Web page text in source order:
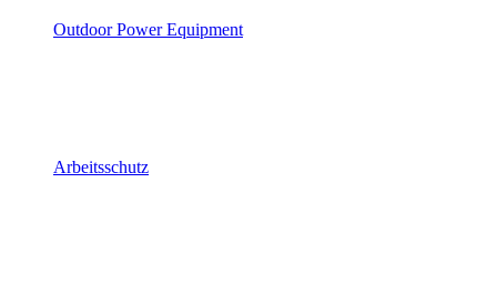
Outdoor Power Equipment
Arbeitsschutz